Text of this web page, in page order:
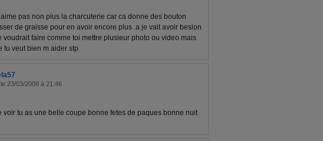
pas non plus la charcuterie car ca donne des bouton
de graisse pour en avoir encore plus .a je vait avoir besion
voudrait faire comme toi mettre plusieur photo ou video mais
tu veut bien m aider stp
le 23/03/2008 à 21:46
voir tu as une belle coupe bonne fetes de paques bonne nuit